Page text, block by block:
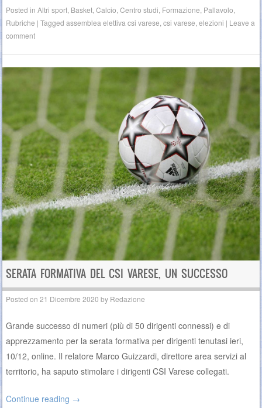
Posted inAltri sport Basket ,Calcio ,Centro studi Formazione Pallavolo
Rubriche |Taggedassemblea elettiva csi varese ,csi varese ,elezioni | Leave a
comment
SERATA FORMATIVA DEL CSI VARESE, UN SUCCESSO
Posted on21 Dicembre 2020 by Redazione
Grande successo di numeri (più di 50 dirigenti connessi) e di
apprezzamento per la serata formativa per dirigenti tenutasi ieri,
10/12, online. Il relatore Marco Guizzardi, direttore area servizi al
territorio, ha saputo stimolare i dirigenti CSI Varese collegati.
Continue reading →